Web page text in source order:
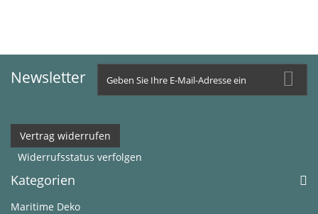
Newsletter
Vertrag widerrufen
Widerrufsstatus verfolgen
Kategorien
Maritime Deko